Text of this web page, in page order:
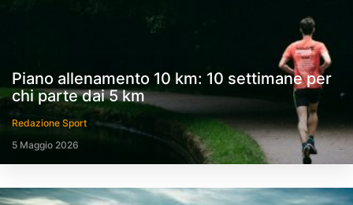
Piano allenamento 10 km: 10 settimane per
chi parte dai 5 km
Redazione Sport
5 Maggio 2026